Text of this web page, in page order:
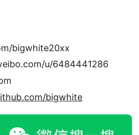
bigwhite20xx
u/6484441286
bigwhite